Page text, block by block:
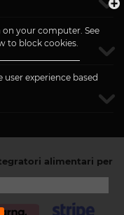
alimentari per
your computer. See
to block cookies.
experience based